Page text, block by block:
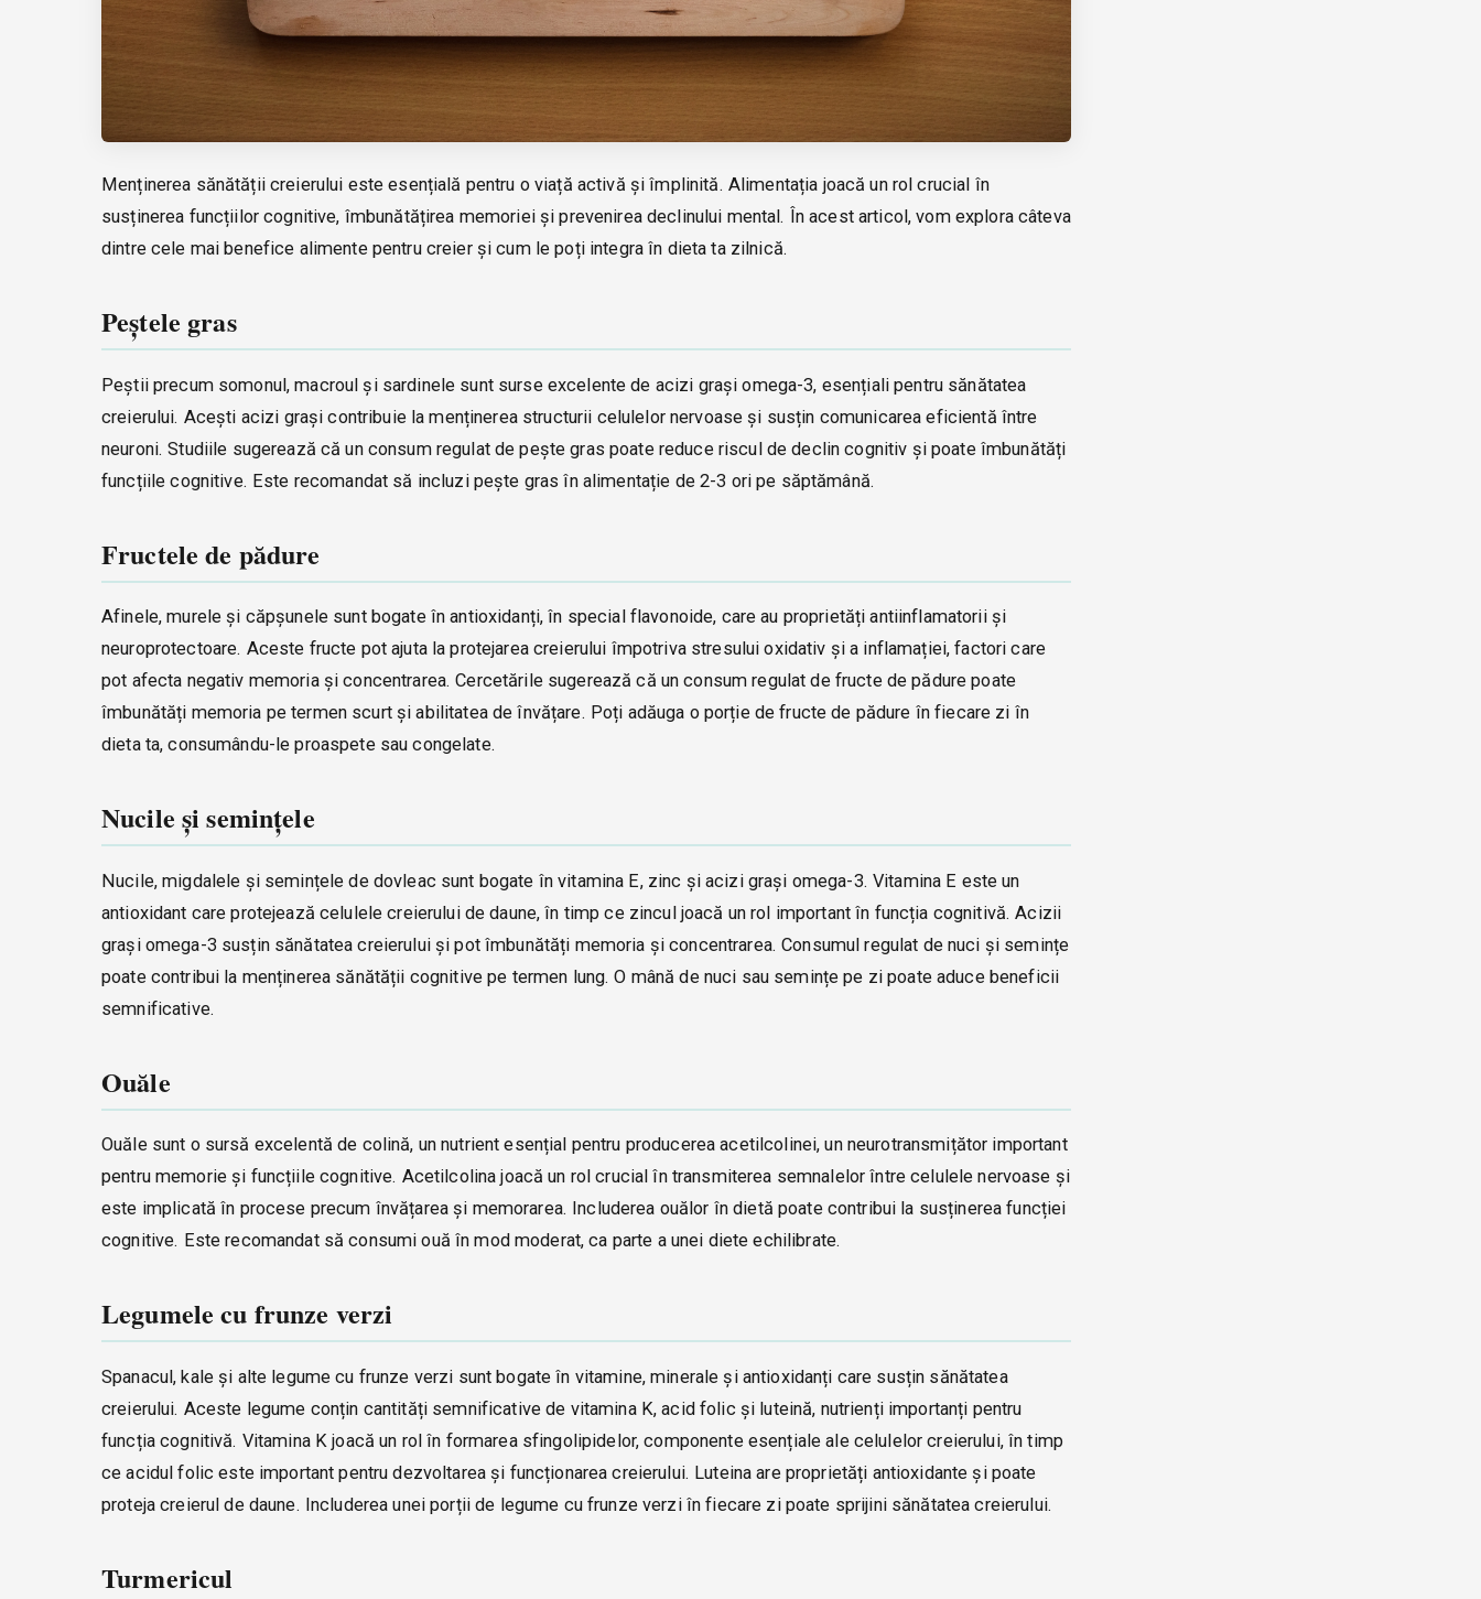
Menținerea sănătății creierului este esențială pentru o viață activă și împlinită. Alimentația joacă un rol crucial în
susținerea funcțiilor cognitive, îmbunătățirea memoriei și prevenirea declinului mental. În acest articol, vom explora câteva
dintre cele mai benefice alimente pentru creier și cum le poți integra în dieta ta zilnică.
Peștele gras
Peștii precum somonul, macroul și sardinele sunt surse excelente de acizi grași omega-3, esențiali pentru sănătatea
creierului. Acești acizi grași contribuie la menținerea structurii celulelor nervoase și susțin comunicarea eficientă între
neuroni. Studiile sugerează că un consum regulat de pește gras poate reduce riscul de declin cognitiv și poate îmbunătăți
funcțiile cognitive. Este recomandat să incluzi pește gras în alimentație de 2-3 ori pe săptămână.
Fructele de pădure
Afinele, murele și căpșunele sunt bogate în antioxidanți, în special flavonoide, care au proprietăți antiinflamatorii și
neuroprotectoare. Aceste fructe pot ajuta la protejarea creierului împotriva stresului oxidativ și a inflamației, factori care
pot afecta negativ memoria și concentrarea. Cercetările sugerează că un consum regulat de fructe de pădure poate
îmbunătăți memoria pe termen scurt și abilitatea de învățare. Poți adăuga o porție de fructe de pădure în fiecare zi în
dieta ta, consumându-le proaspete sau congelate.
Nucile și semințele
Nucile, migdalele și semințele de dovleac sunt bogate în vitamina E, zinc și acizi grași omega-3. Vitamina E este un
antioxidant care protejează celulele creierului de daune, în timp ce zincul joacă un rol important în funcția cognitivă. Acizii
grași omega-3 susțin sănătatea creierului și pot îmbunătăți memoria și concentrarea. Consumul regulat de nuci și semințe
poate contribui la menținerea sănătății cognitive pe termen lung. O mână de nuci sau semințe pe zi poate aduce beneficii
semnificative.
Ouăle
Ouăle sunt o sursă excelentă de colină, un nutrient esențial pentru producerea acetilcolinei, un neurotransmițător important
pentru memorie și funcțiile cognitive. Acetilcolina joacă un rol crucial în transmiterea semnalelor între celulele nervoase și
este implicată în procese precum învățarea și memorarea. Includerea ouălor în dietă poate contribui la susținerea funcției
cognitive. Este recomandat să consumi ouă în mod moderat, ca parte a unei diete echilibrate.
Legumele cu frunze verzi
Spanacul, kale și alte legume cu frunze verzi sunt bogate în vitamine, minerale și antioxidanți care susțin sănătatea
creierului. Aceste legume conțin cantități semnificative de vitamina K, acid folic și luteină, nutrienți importanți pentru
funcția cognitivă. Vitamina K joacă un rol în formarea sfingolipidelor, componente esențiale ale celulelor creierului, în timp
ce acidul folic este important pentru dezvoltarea și funcționarea creierului. Luteina are proprietăți antioxidante și poate
proteja creierul de daune. Includerea unei porții de legume cu frunze verzi în fiecare zi poate sprijini sănătatea creierului.
Turmericul